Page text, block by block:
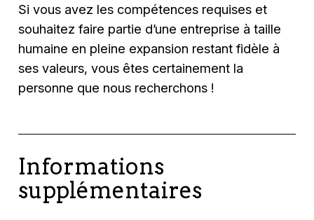
Si vous avez les compétences requises et
souhaitez faire partie d’une entreprise à taille
humaine en pleine expansion restant fidèle à
ses valeurs, vous êtes certainement la
personne que nous recherchons !
Informations
supplémentaires